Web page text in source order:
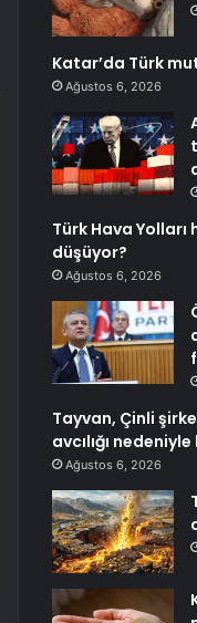
Katar’da Türk
Ağustos 6, 2026
Türk Hava
düşüyor?
Ağustos 6, 2026
Tayvan, Çinli
avcılığı
Ağustos 6, 2026